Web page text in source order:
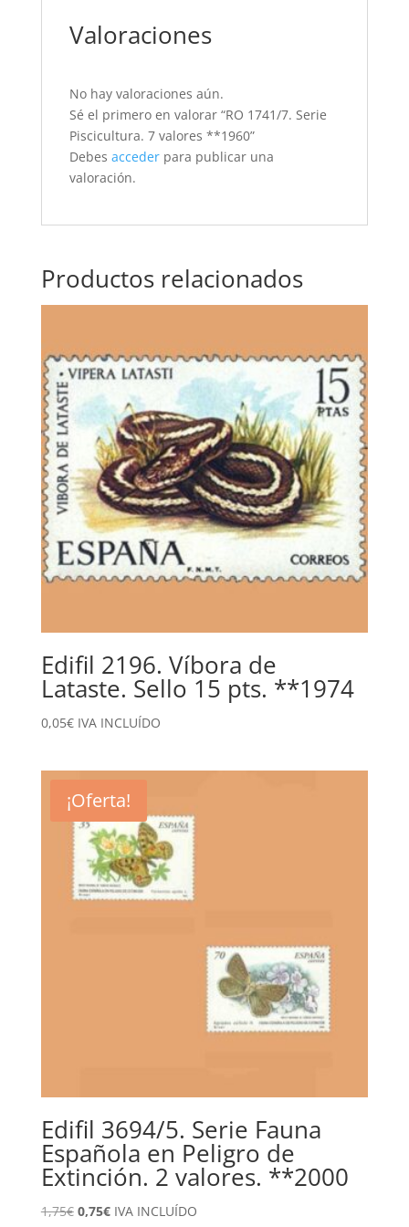
Valoraciones
No hay valoraciones aún.
Sé el primero en valorar “RO 1741/7. Serie
Piscicultura. 7 valores **1960”
Debes accederpara publicar una
valoración.
Productos relacionados
Edifil 2196. Víbora de
Lataste. Sello 15 pts. **1974
0,05€ IVA INCLUÍDO
¡Oferta!
Edifil 3694/5. Serie Fauna
Española en Peligro de
Extinción. 2 valores. **2000
1,75€ El
0,75€ElIVA INCLUÍDO